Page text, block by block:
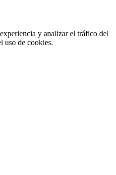
y analizar el tráfico del
uso de cookies.